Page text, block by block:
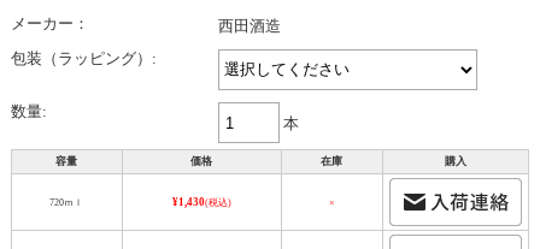
メーカー：
西田酒造
包装（ラッピング）:
数量:
本
容量 価格 在庫 購入
720ｍｌ ¥1,430(税込) ×